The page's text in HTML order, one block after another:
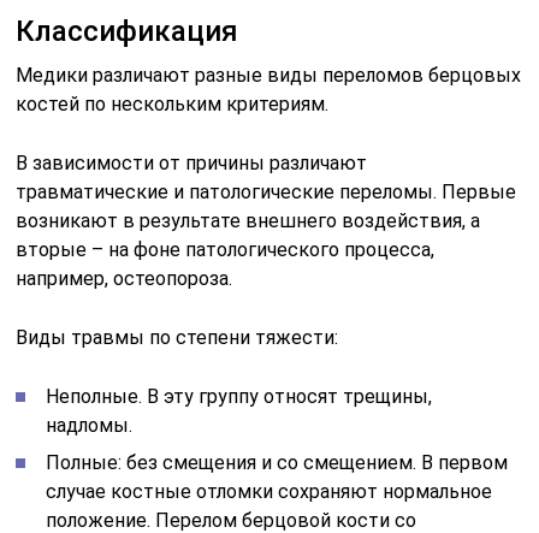
Классификация
Медики различают разные виды переломов берцовых
костей по нескольким критериям.
В зависимости от причины различают
травматические и патологические переломы. Первые
возникают в результате внешнего воздействия, а
вторые – на фоне патологического процесса,
например, остеопороза.
Виды травмы по степени тяжести:
Неполные. В эту группу относят трещины,
надломы.
Полные: без смещения и со смещением. В первом
случае костные отломки сохраняют нормальное
положение. Перелом берцовой кости со